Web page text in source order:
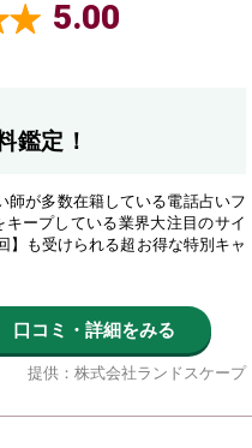
5.00
鑑定！
師が多数在籍している電話占いフ
ープしている業界大注目のサイ
】も受けられる超お得な特別キャ
口コミ・詳細をみる
提供：株式会社ランドスケープ